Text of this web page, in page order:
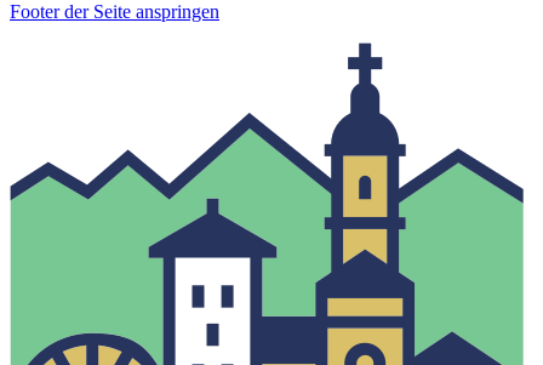
Footer der Seite anspringen